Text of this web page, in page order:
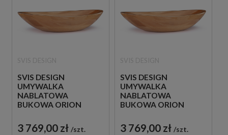
SVIS DESIGN
UMYWALKA
NABLATOWA
BUKOWA ORION
3 769,00 zł szt.
SVIS DESIGN
UMYWALKA
NABLATOWA
BUKOWA ORION
3 769,00 zł szt.